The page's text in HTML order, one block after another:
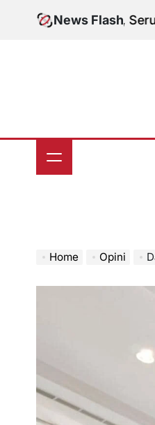
News Flash
KNPB, Serukan
Home Opini